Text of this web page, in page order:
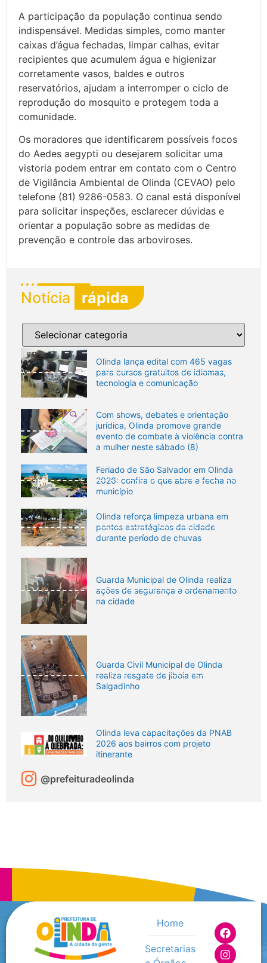
A participação da população continua sendo
indispensável. Medidas simples, como manter
caixas d’água fechadas, limpar calhas, evitar
recipientes que acumulem água e higienizar
corretamente vasos, baldes e outros
reservatórios, ajudam a interromper o ciclo de
reprodução do mosquito e protegem toda a
comunidade.
Os moradores que identificarem possíveis focos
do Aedes aegypti ou desejarem solicitar uma
vistoria podem entrar em contato com o Centro
de Vigilância Ambiental de Olinda (CEVAO) pelo
telefone (81) 9286-0583. O canal está disponível
para solicitar inspeções, esclarecer dúvidas e
orientar a população sobre as medidas de
prevenção e controle das arboviroses.
Notícia rápida
Olinda lança edital com 465 vagas
para cursos gratuitos de idiomas,
tecnologia e comunicação
Com shows, debates e orientação
jurídica, Olinda promove grande
evento de combate à violência contra
a mulher neste sábado (8)
Feriado de São Salvador em Olinda
2026: confira o que abre e fecha no
município
Olinda reforça limpeza urbana em
pontos estratégicos da cidade
durante período de chuvas
Guarda Municipal de Olinda realiza
ações de segurança e ordenamento
na cidade
Guarda Civil Municipal de Olinda
realiza resgate de jiboia em
Salgadinho
Olinda leva capacitações da PNAB
2026 aos bairros com projeto
itinerante
@prefeituradeolinda
Home
Secretarias